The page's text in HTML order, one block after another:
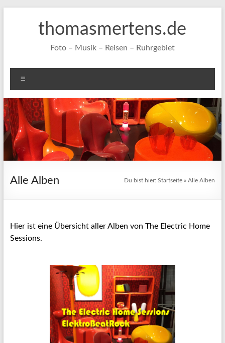
thomasmertens.de
Foto – Musik – Reisen – Ruhrgebiet
Alle Alben Du bist hier:Startseite »Alle Alben
Hier ist eine Übersicht aller Alben von The Electric Home
Sessions.